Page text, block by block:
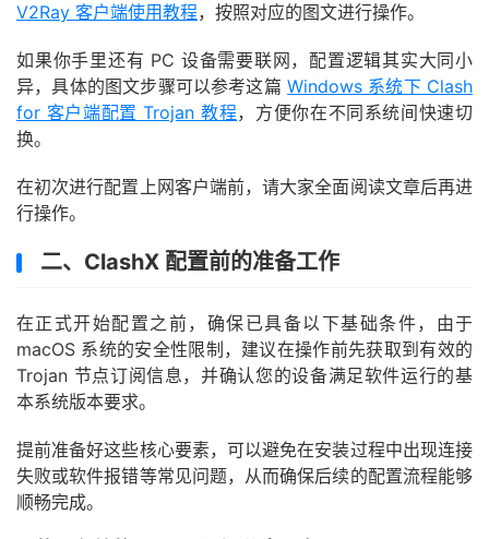
V2Ray 客户端使用教程，按照对应的图文进行操作。
如果你手里还有 PC 设备需要联网，配置逻辑其实大同小
异，具体的图文步骤可以参考这篇Windows 系统下 Clash
for 客户端配置 Trojan 教程，方便你在不同系统间快速切
换。
在初次进行配置上网客户端前，请大家全面阅读文章后再进
行操作。
二、ClashX 配置前的准备工作
在正式开始配置之前，确保已具备以下基础条件，由于
macOS 系统的安全性限制，建议在操作前先获取到有效的
Trojan 节点订阅信息，并确认您的设备满足软件运行的基
本系统版本要求。
提前准备好这些核心要素，可以避免在安装过程中出现连接
失败或软件报错等常见问题，从而确保后续的配置流程能够
顺畅完成。